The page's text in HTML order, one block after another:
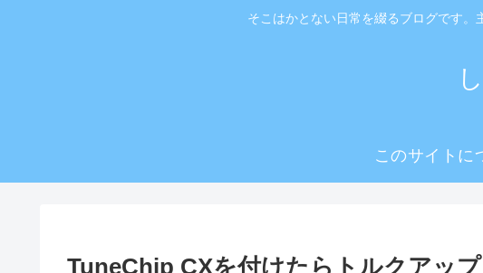
そこはかとない日常を綴るブログです。
このサイトに
TuneChip CXを付けたらトルクアッ